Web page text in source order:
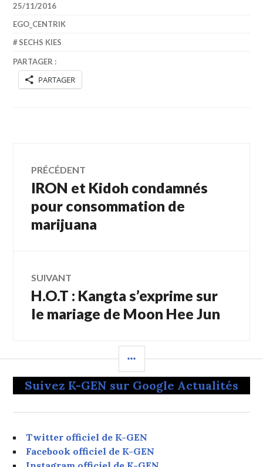
25/11/2016
EGO_CENTRIK
SECHS KIES
PARTAGER :
PARTAGER
Navigation
de
l’article
PRÉCÉDENT
Article
IRON et Kidoh condamnés
pour consommation de
marijuana
SUIVANT
Article
Suivant:
H.O.T : Kangta s’exprime sur
le mariage de Moon Hee Jun
LATÉRALE
Suivez K-GEN sur Google Actualités
Twitter officiel de K-GEN
Facebook officiel de K-GEN